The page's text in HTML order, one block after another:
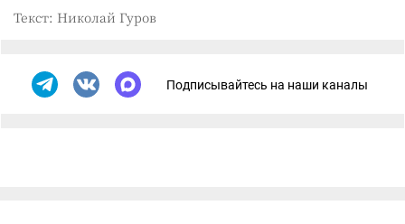
Текст: Николай Гуров
Подписывайтесь на наши каналы